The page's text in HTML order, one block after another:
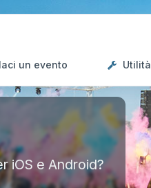
un evento Utilità
iOS e Android?